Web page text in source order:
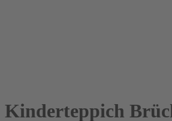
Kinderteppich